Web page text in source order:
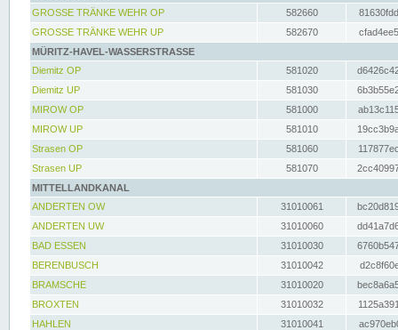
GROSSE TRÄNKE WEHR OP
582660
GROSSE TRÄNKE WEHR UP
582670
MÜRITZ-HAVEL-WASSERSTRASSE
Diemitz OP
581020
Diemitz UP
581030
MIROW OP
581000
MIROW UP
581010
Strasen OP
581060
Strasen UP
581070
MITTELLANDKANAL
ANDERTEN OW
31010061
ANDERTEN UW
31010060
BAD ESSEN
31010030
BERENBUSCH
31010042
BRAMSCHE
31010020
BROXTEN
31010032
HAHLEN
31010041